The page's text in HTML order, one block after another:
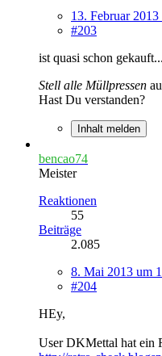
13. Februar
#203
ist quasi schon
Stell alle Müllpressen
Hast Du verstanden?
Inhalt melden
bencao74
Meister
Reaktionen
55
Beiträge
2.085
8. Mai 2013 um
#204
HEy,
User DKMettal hat ein